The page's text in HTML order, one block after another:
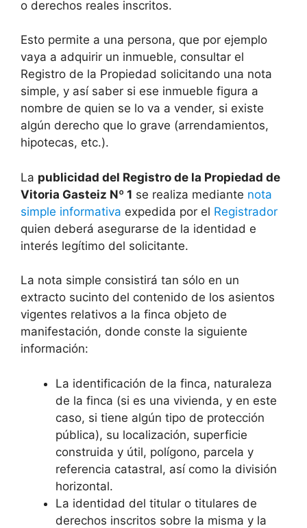
o derechos reales inscritos.
Esto permite a una persona, que por ejemplo
vaya a adquirir un inmueble, consultar el
Registro de la Propiedad solicitando una nota
simple, y así saber si ese inmueble figura a
nombre de quien se lo va a vender, si existe
algún derecho que lo grave (arrendamientos,
hipotecas, etc.).
La publicidad del Registro de la Propiedad de
Vitoria Gasteiz Nº 1 se realiza mediante nota
simple informativa expedida por el Registrador
quien deberá asegurarse de la identidad e
interés legítimo del solicitante.
La nota simple consistirá tan sólo en un
extracto sucinto del contenido de los asientos
vigentes relativos a la finca objeto de
manifestación, donde conste la siguiente
información:
La identificación de la finca, naturaleza
de la finca (si es una vivienda, y en este
caso, si tiene algún tipo de protección
pública), su localización, superficie
construida y útil, polígono, parcela y
referencia catastral, así como la división
horizontal.
La identidad del titular o titulares de
derechos inscritos sobre la misma y la